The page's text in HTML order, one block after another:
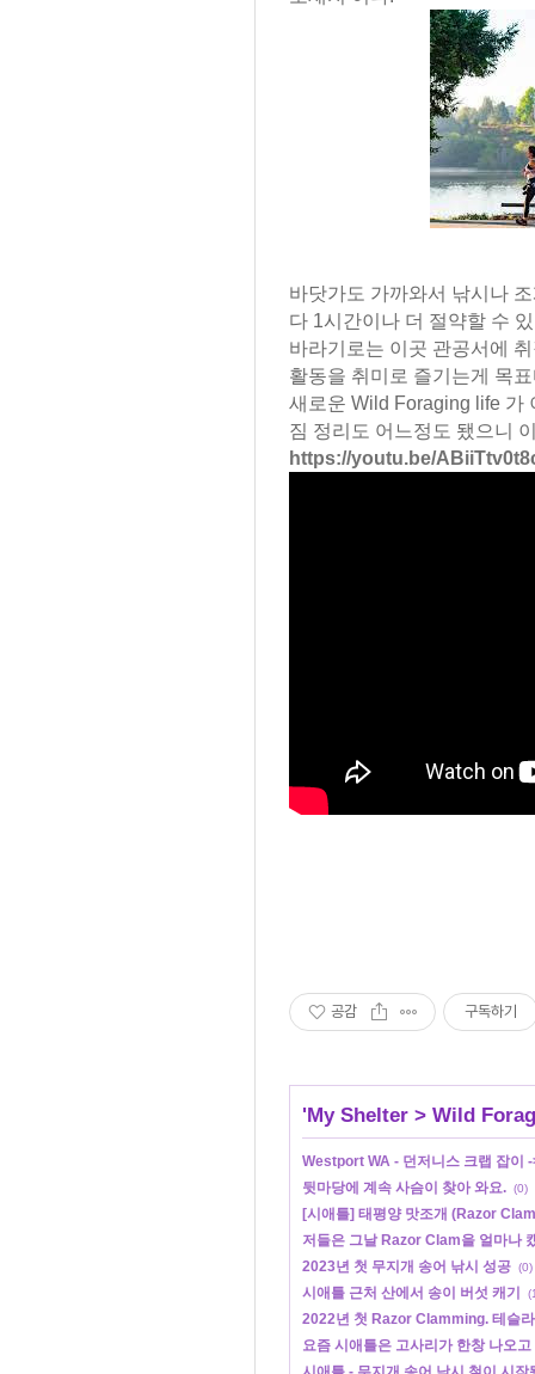
바닷가도 가까와서 낚시나
다 1시간이나 더 절약할 수
바라기로는 이곳 관공서에
활동을 취미로 즐기는게 목
새로운 Wild Foraging life 가
짐 정리도 어느정도 됐으니
https://youtu.be/
공감 구독하기
'My Shelter > Wild
Westport WA - 던저니스 크랩 잡이
뒷마당에 계속 사슴이 찾아 와요. (0)
[시애틀] 태평양 맛조개 (Razor
저들은 그날 Razor Clam을 얼마나
2023년 첫 무지개 송어 낚시 성공 (0)
시애틀 근처 산에서 송이 버섯 캐기
2022년 첫 Razor Clamming. 테슬
요즘 시애틀은 고사리가 한창 나오고